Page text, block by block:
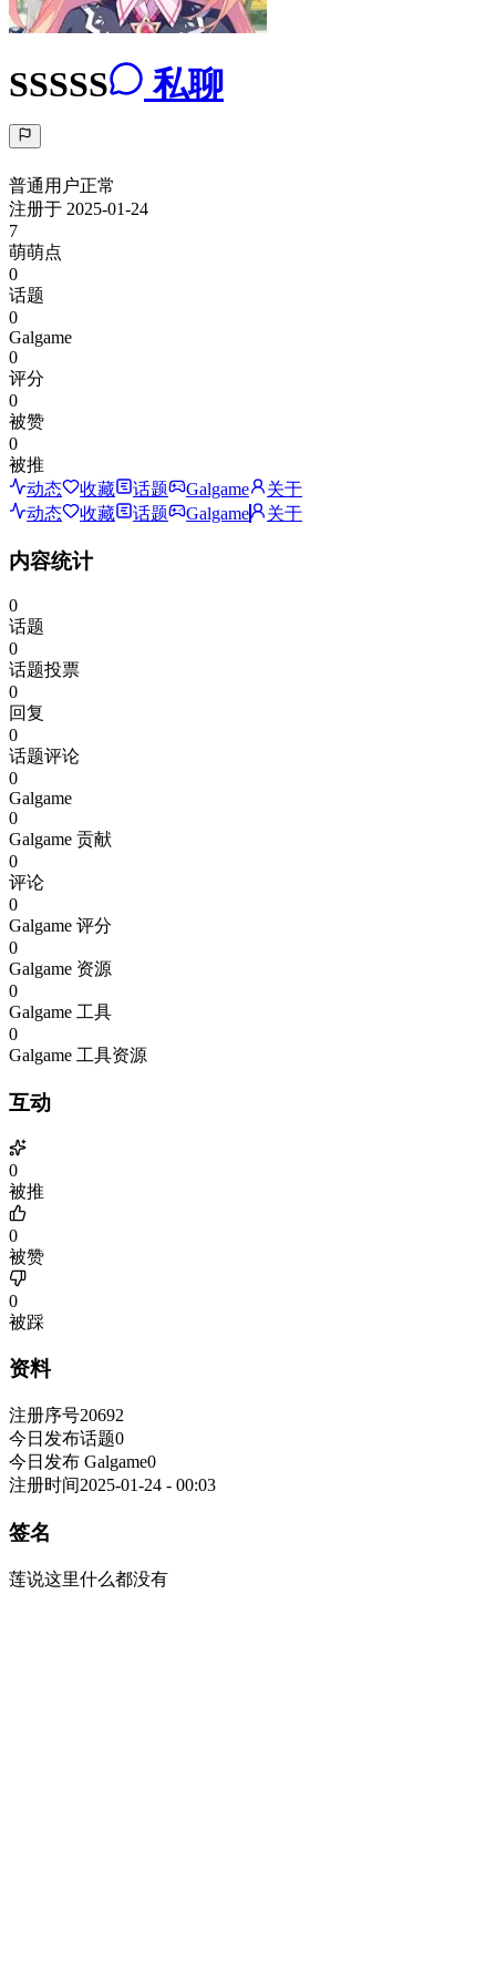
SSSSS 私聊
普通用户正常
注册于 2025-01-24
7
萌萌点
0
话题
0
Galgame
0
评分
0
被赞
0
被推
动态
收藏 话题 Galgame
关于
动态
收藏 话题 Galgame 关于
内容统计
0
话题
0
话题投票
0
回复
0
话题评论
0
Galgame
0
Galgame 贡献
0
评论
0
Galgame 评分
0
Galgame 资源
0
Galgame 工具
0
Galgame 工具资源
互动
0
被推
0
被赞
0
被踩
资料
注册序号20692
今日发布话题0
今日发布 Galgame0
注册时间2025-01-24 - 00:03
签名
莲说这里什么都没有